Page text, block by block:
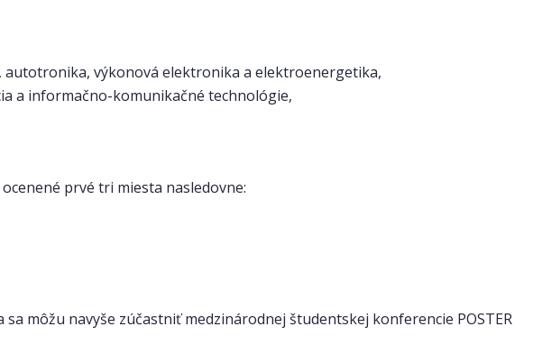
výkonová elektronika a elektroenergetika,
a informačno-komunikačné technológie,
prvé tri miesta nasledovne:
môžu navyše zúčastniť medzinárodnej študentskej konferencie POSTER